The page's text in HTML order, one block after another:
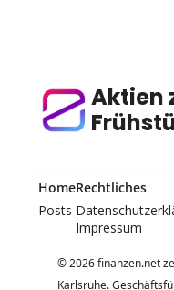
Aktien
Home
Posts
Rechtliches
Impressum
© 2026 finanzen.net
Karlsruhe.